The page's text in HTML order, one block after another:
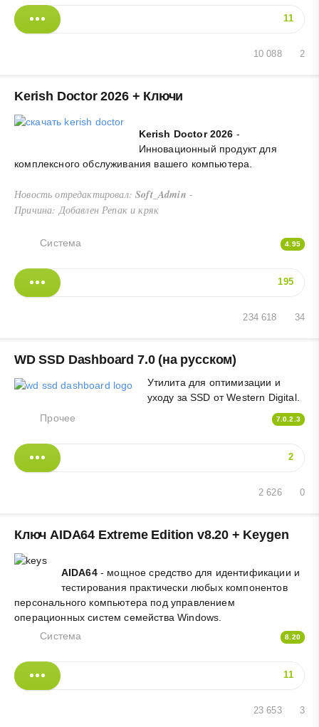
11
2
10 088
Kerish Doctor 2026 + Ключи
Kerish Doctor 2026 -
Инновационный продукт для
комплексного обслуживания вашего компьютера.
Новость отредактировал:Soft_Admin -
Причина: Добавлен Репак и кряк
Система 4.95
195
34
234 618
WD SSD Dashboard 7.0 (на русском)
Утилита для оптимизации и
уходу за SSD от Western Digital.
Прочее
7.0.2.3
2
0
2 626
Ключ AIDA64 Extreme Edition v8.20 + Keygen
AIDA64- мощное средство для идентификации и
тестирования практически любых компонентов
персонального компьютера под управлением
операционных систем семейства Windows.
Система
8.20
11
3
23 653